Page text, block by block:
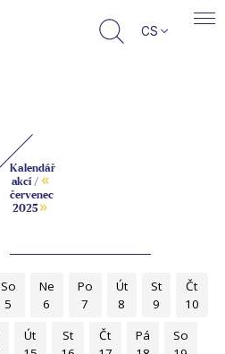
CS
Kalendář
akcí / «
červenec
2025 »
So
5
Ne
6
Po
7
Út
8
St
9
Čt
10
Út
St
Čt
Pá
So